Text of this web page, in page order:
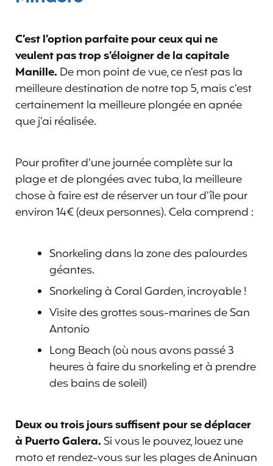
C’est l’option parfaite pour ceux qui ne
veulent pas trop s’éloigner de la capitale
Manille. De mon point de vue, ce n’est pas la
meilleure destination de notre top 5, mais c’est
certainement la meilleure plongée en apnée
que j’ai réalisée.
Pour profiter d’une journée complète sur la
plage et de plongées avec tuba, la meilleure
chose à faire est de réserver un tour d’île pour
environ 14€ (deux personnes). Cela comprend :
Snorkeling dans la zone des palourdes
géantes.
Snorkeling à Coral Garden, incroyable !
Visite des grottes sous-marines de San
Antonio
Long Beach (où nous avons passé 3
heures à faire du snorkeling et à prendre
des bains de soleil)
Deux ou trois jours suffisent pour se déplacer
à Puerto Galera.Si vous le pouvez, louez une
moto et rendez-vous sur les plages de Aninuan